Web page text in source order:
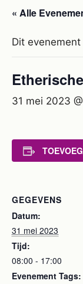
« Alle
Dit
31 mei 2023
GEGEVENS
Datum:
31 mei 2023
Tijd:
08:00 - 17:00
Evenement Tags: